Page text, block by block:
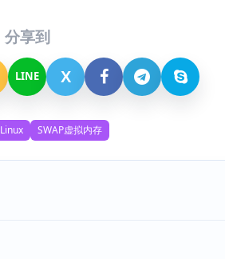
分享到
LINE X
Linux SWAP虚拟内存